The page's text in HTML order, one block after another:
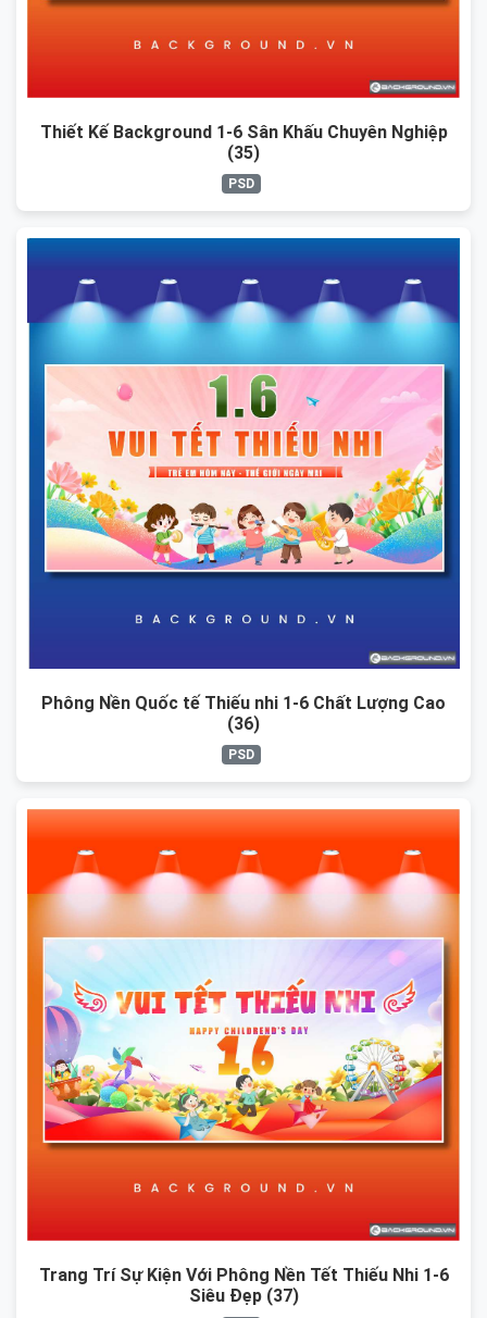
Thiết Kế Background 1-6 Sân Khấu Chuyên Nghiệp
(35)
PSD
Phông Nền Quốc tế Thiếu nhi 1-6 Chất Lượng Cao
(36)
PSD
Trang Trí Sự Kiện Với Phông Nền Tết Thiếu Nhi 1-6
Siêu Đẹp (37)